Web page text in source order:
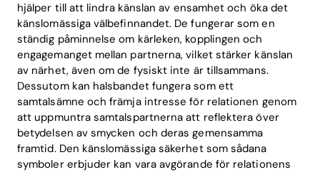
hjälper till att lindra känslan av ensamhet och öka det
känslomässiga välbefinnandet. De fungerar som en
ständig påminnelse om kärleken, kopplingen och
engagemanget mellan partnerna, vilket stärker känslan
av närhet, även om de fysiskt inte är tillsammans.
Dessutom kan halsbandet fungera som ett
samtalsämne och främja intresse för relationen genom
att uppmuntra samtalspartnerna att reflektera över
betydelsen av smycken och deras gemensamma
framtid. Den känslomässiga säkerhet som sådana
symboler erbjuder kan vara avgörande för relationens